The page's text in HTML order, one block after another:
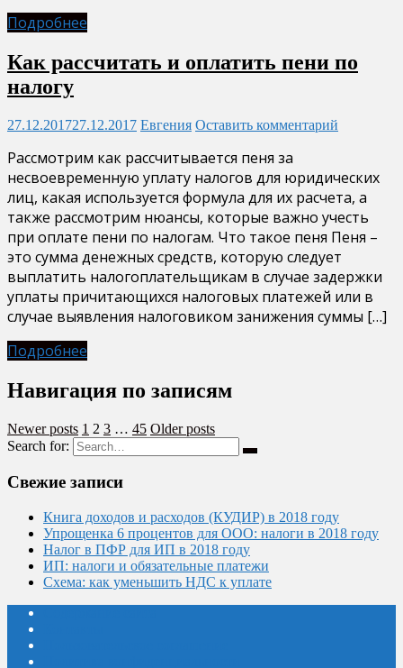
Подробнее
Как рассчитать и оплатить пени по
налогу
27.12.201727.12.2017 Евгения Оставить комментарий
Рассмотрим как рассчитывается пеня за
несвоевременную уплату налогов для юридических
лиц, какая используется формула для их расчета, а
также рассмотрим нюансы, которые важно учесть
при оплате пени по налогам. Что такое пеня Пеня –
это сумма денежных средств, которую следует
выплатить налогоплательщикам в случае задержки
уплаты причитающихся налоговых платежей или в
случае выявления налоговиком занижения суммы […]
Подробнее
Навигация по записям
Newer posts 1 2 3 … 45 Older posts
Search for:
Свежие записи
Книга доходов и расходов (КУДИР) в 2018 году
Упрощенка 6 процентов для ООО: налоги в 2018 году
Налог в ПФР для ИП в 2018 году
ИП: налоги и обязательные платежи
Схема: как уменьшить НДС к уплате